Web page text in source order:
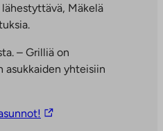
Mäkelä
– Grilliä on
asukkaiden yhteisiin
L